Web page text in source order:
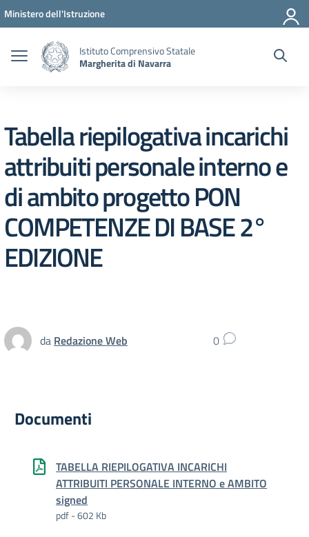
Vai ai contenuti
Vai al menu di navigazione
Vai al footer
Ministero dell'Istruzione
Istituto Comprensivo Statale
Margherita di Navarra
Tabella riepilogativa incarichi
attribuiti personale interno e
di ambito progetto PON
COMPETENZE DI BASE 2°
EDIZIONE
da Redazione Web 0
Documenti
TABELLA RIEPILOGATIVA INCARICHI
ATTRIBUITI PERSONALE INTERNO e AMBITO
signed
pdf - 602 Kb